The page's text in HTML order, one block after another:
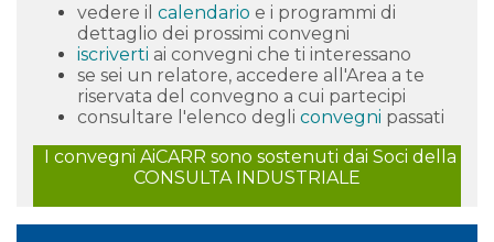
vedere il calendario e i programmi di
dettaglio dei prossimi convegni
iscriverti ai convegni che ti interessano
se sei un relatore, accedere all'Area a te
riservata del convegno a cui partecipi
consultare l'elenco degli convegni passati
I convegni AiCARR sono sostenuti dai Soci della
CONSULTA INDUSTRIALE